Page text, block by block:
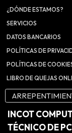
¿DÓNDE ESTAMOS?
SERVICIOS
DATOS BANCARIOS
POLÍTICAS DE
POLÍTICAS DE
LIBRO DE QUEJAS
INCOT
TÉCNICO DE